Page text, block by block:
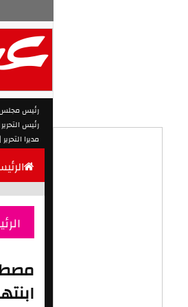
رئيس مجلس
رئيس
مديرا